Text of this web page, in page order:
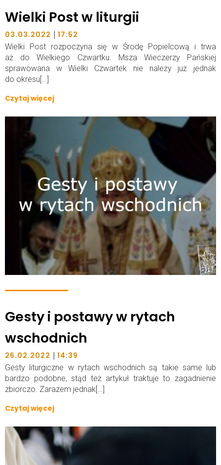
Wielki Post w liturgii
03.03.2022 | 17:52
Wielki Post rozpoczyna się w Środę Popielcową i trwa
aż do Wielkiego Czwartku. Msza Wieczerzy Pańskiej
sprawowana w Wielki Czwartek nie należy już jednak
do okresu[…]
Czytaj więcej
Gesty i postawy w rytach
wschodnich
26.02.2022 | 14:39
Gesty liturgiczne w rytach wschodnich są takie same lub
bardzo podobne, stąd też artykuł traktuje to zagadnienie
zbiorczo. Zarazem jednak[…]
Czytaj więcej